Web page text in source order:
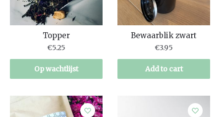
Topper
€5.25
Op wachtlijst
Bewaarblik zwart
€3.95
Add to cart